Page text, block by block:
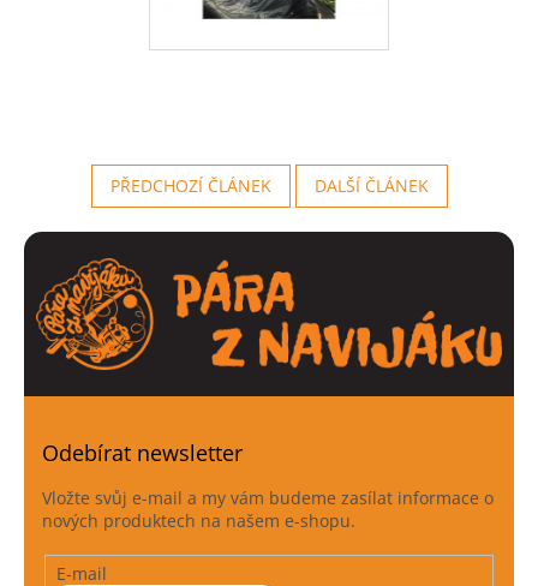
PŘEDCHOZÍ ČLÁNEK DALŠÍ ČLÁNEK
Odebírat newsletter
Vložte svůj e-mail a my vám budeme zasílat informace o
nových produktech na našem e-shopu.
E-mail